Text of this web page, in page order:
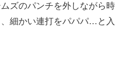
ズのパンチを外しながら時
細かい連打をパパパ…と入